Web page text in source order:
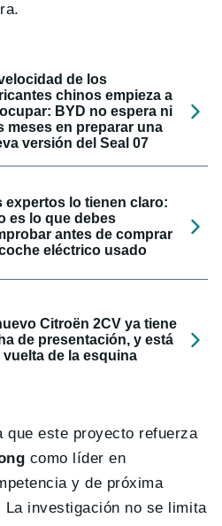
de los
chinos empieza a
BYD no espera ni
meses en preparar una
versión del Seal 07
expertos lo tienen claro:
es lo que debes
antes de comprar
eléctrico usado
Citroën 2CV ya tiene
de presentación, y está
vuelta de la esquina
que este proyecto refuerza
como líder en
y de próxima
La investigación no se limita